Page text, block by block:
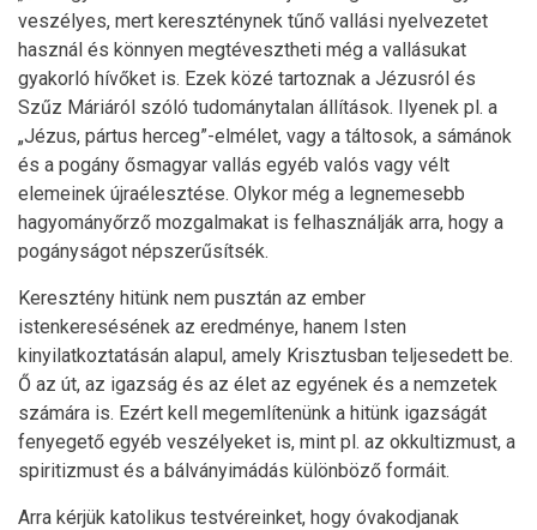
veszélyes, mert kereszténynek tűnő vallási nyelvezetet
használ és könnyen megtévesztheti még a vallásukat
gyakorló hívőket is. Ezek közé tartoznak a Jézusról és
Szűz Máriáról szóló tudománytalan állítások. Ilyenek pl. a
„Jézus, pártus herceg”-elmélet, vagy a táltosok, a sámánok
és a pogány ősmagyar vallás egyéb valós vagy vélt
elemeinek újraélesztése. Olykor még a legnemesebb
hagyományőrző mozgalmakat is felhasználják arra, hogy a
pogányságot népszerűsítsék.
Keresztény hitünk nem pusztán az ember
istenkeresésének az eredménye, hanem Isten
kinyilatkoztatásán alapul, amely Krisztusban teljesedett be.
Ő az út, az igazság és az élet az egyének és a nemzetek
számára is. Ezért kell megemlítenünk a hitünk igazságát
fenyegető egyéb veszélyeket is, mint pl. az okkultizmust, a
spiritizmust és a bálványimádás különböző formáit.
Arra kérjük katolikus testvéreinket, hogy óvakodjanak